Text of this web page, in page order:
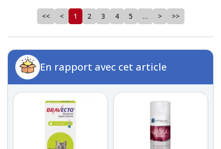
<< < 1 2 3 4 5 … > >>
En rapport avec cet article